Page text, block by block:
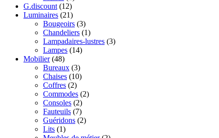
G.discount (12)
Luminaires (21)
Bougeoirs (3)
Chandeliers (1)
Lampadaires-lustres (3)
Lampes (14)
Mobilier (48)
Bureaux (3)
Chaises (10)
Coffres (2)
Commodes (2)
Consoles (2)
Fauteuils (7)
Guéridons (2)
Lits (1)